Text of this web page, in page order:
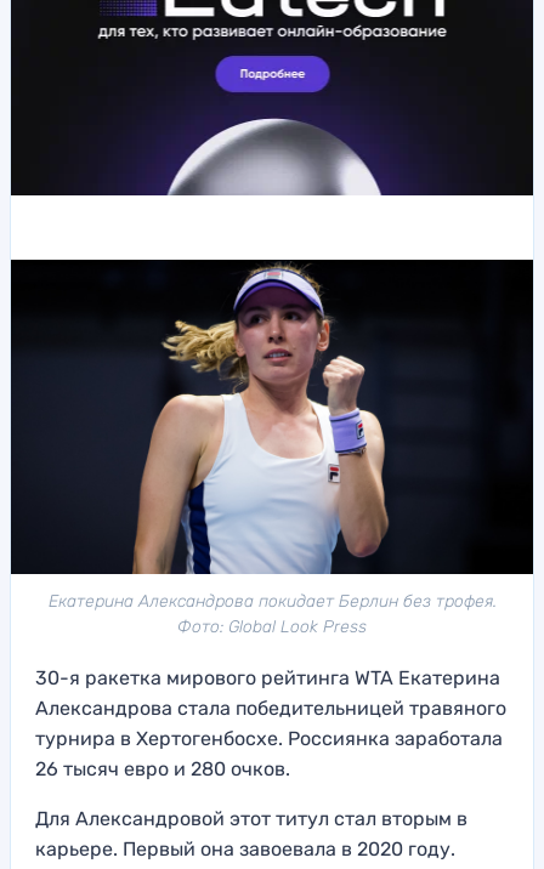
Екатерина Александрова покидает Берлин без трофея.
Фото: Global Look Press
30-я ракетка мирового рейтинга WTA Екатерина
Александрова стала победительницей травяного
турнира в Хертогенбосхе. Россиянка заработала
26 тысяч евро и 280 очков.
Для Александровой этот титул стал вторым в
карьере. Первый она завоевала в 2020 году.